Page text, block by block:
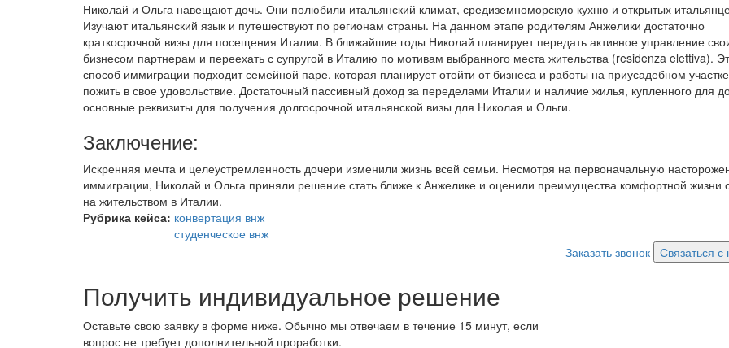
Николай и Ольга навещают дочь. Они полюбили итальянский климат, средиземноморскую кухню и открытых
Изучают итальянский язык и путешествуют по регионам страны. На данном этапе родителям Анжелики достаточно
краткосрочной визы для посещения Италии. В ближайшие годы Николай планирует передать активное управление
бизнесом партнерам и переехать с супругой в Италию по мотивам выбранного места жительства (residenza elettiva).
способ иммиграции подходит семейной паре, которая планирует отойти от бизнеса и работы на приусадебном
пожить в свое удовольствие. Достаточный пассивный доход за переделами Италии и наличие жилья, купленного для
основные реквизиты для получения долгосрочной итальянской визы для Николая и Ольги.
Заключение:
Искренняя мечта и целеустремленность дочери изменили жизнь всей семьи. Несмотря на первоначальную
иммиграции, Николай и Ольга приняли решение стать ближе к Анжелике и оценили преимущества комфортной жизни
на жительством в Италии.
Рубрика кейса: конвертация внж
студенческое внж
Заказать звонок
Связаться с
Получить индивидуальное решение
Оставьте свою заявку в форме ниже. Обычно мы отвечаем в течение 15 минут, если
вопрос не требует дополнительной проработки.